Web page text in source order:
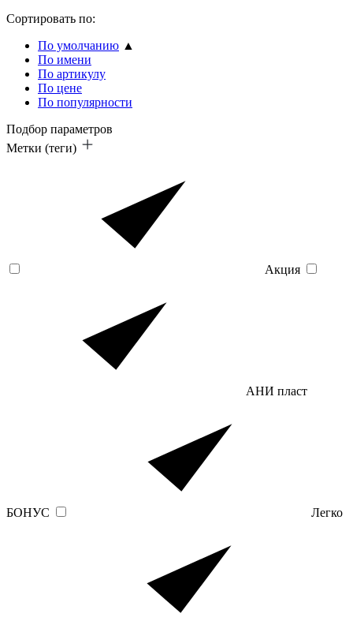
Сортировать по:
По умолчанию ▲
По имени
По артикулу
По цене
По популярности
Подбор параметров
Метки (теги)
Акция
АНИ пласт
БОНУС Легко